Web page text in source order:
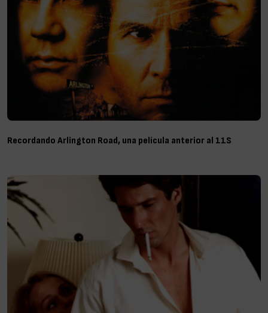
Recordando Arlington Road, una película anterior al 11S